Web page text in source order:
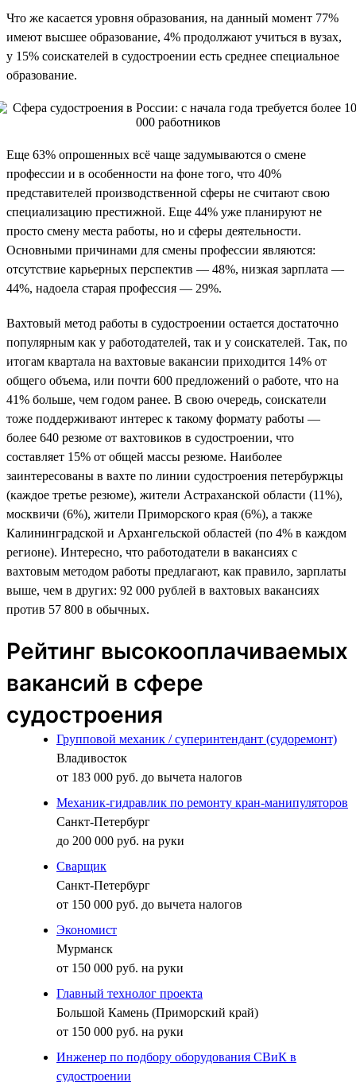
Что же касается уровня образования, на данный момент 77%
имеют высшее образование, 4% продолжают учиться в вузах,
у 15% соискателей в судостроении есть среднее специальное
образование.
Еще 63% опрошенных всё чаще задумываются о смене
профессии и в особенности на фоне того, что 40%
представителей производственной сферы не считают свою
специализацию престижной. Еще 44% уже планируют не
просто смену места работы, но и сферы деятельности.
Основными причинами для смены профессии являются:
отсутствие карьерных перспектив — 48%, низкая зарплата —
44%, надоела старая профессия — 29%.
Вахтовый метод работы в судостроении остается достаточно
популярным как у работодателей, так и у соискателей. Так, по
итогам квартала на вахтовые вакансии приходится 14% от
общего объема, или почти 600 предложений о работе, что на
41% больше, чем годом ранее. В свою очередь, соискатели
тоже поддерживают интерес к такому формату работы —
более 640 резюме от вахтовиков в судостроении, что
составляет 15% от общей массы резюме. Наиболее
заинтересованы в вахте по линии судостроения петербуржцы
(каждое третье резюме), жители Астраханской области (11%),
москвичи (6%), жители Приморского края (6%), а также
Калининградской и Архангельской областей (по 4% в каждом
регионе). Интересно, что работодатели в вакансиях с
вахтовым методом работы предлагают, как правило, зарплаты
выше, чем в других: 92 000 рублей в вахтовых вакансиях
против 57 800 в обычных.
Рейтинг высокооплачиваемых
вакансий в сфере
судостроения
Групповой механик / суперинтендант (судоремонт)
Владивосток
от 183 000 руб. до вычета налогов
Механик-гидравлик по ремонту кран-манипуляторов
Санкт-Петербург
до 200 000 руб. на руки
Сварщик
Санкт-Петербург
от 150 000 руб. до вычета налогов
Экономист
Мурманск
от 150 000 руб. на руки
Главный технолог проекта
Большой Камень (Приморский край)
от 150 000 руб. на руки
Инженер по подбору оборудования СВиК в
судостроении